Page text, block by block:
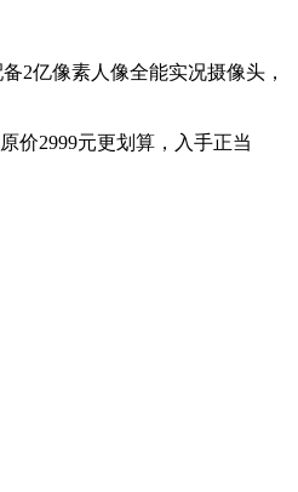
2亿像素人像全能实况摄像头，
价2999元更划算，入手正当